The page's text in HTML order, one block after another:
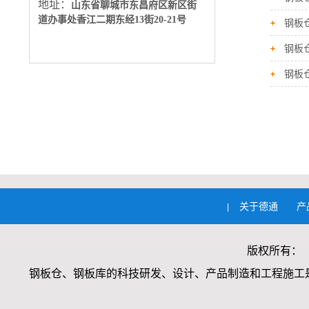
地址：
山东省聊城市东昌府区新区街
道办事处香江二期东经13街20-21号 钢板
钢板
钢板
关于德通 产
版权所有：
钢板仓、钢板库的科技研发、设计、产品制造和工程施